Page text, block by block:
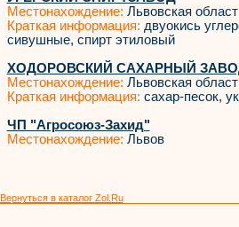
Местонахождение: Львовская
Краткая информация: двуокись
сивушные, спирт этиловый
ХОДОРОВСКИЙ САХАРНЫЙ
Местонахождение: Львовская
Краткая информация: сахар-песок,
ЧП "Агросоюз-Захид"
Местонахождение: Львов
Вернуться в каталог Zol.Ru